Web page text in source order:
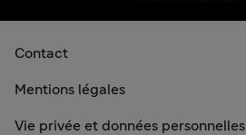
Contact
Mentions légales
Vie privée et données personnelles